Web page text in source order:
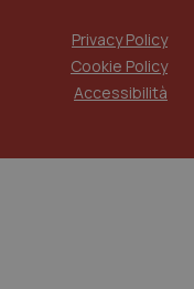
Privacy Policy
Cookie Policy
Accessibilità